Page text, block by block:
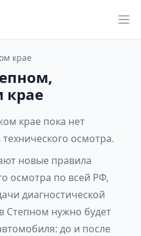
крае
крае
крае пока нет
осмотра.
новые правила
осмотра по всей РФ,
диагностической
Степном нужно будет
до и после